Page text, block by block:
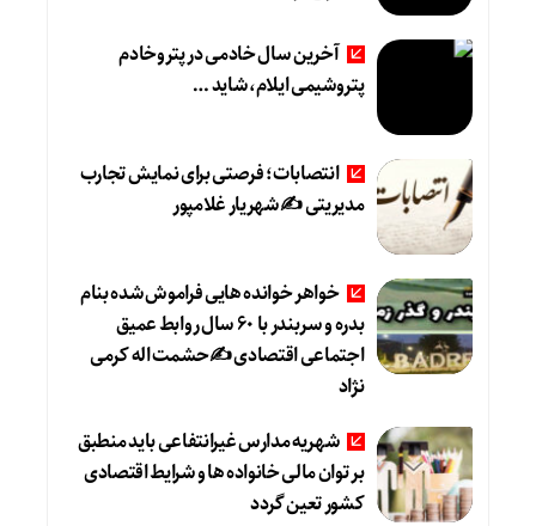
آخرین سال خادمی در پتروخادم
پتروشیمی ایلام، شاید …
انتصابات؛ فرصتی برای نمایش تجارب
مدیریتی ✍ شهریار غلامپور
خواهر خوانده هایی فراموش شده بنام
بدره و سربندر با ۶۰ سال روابط عمیق
اجتماعی اقتصادی ✍حشمت اله کرمی
نژاد
شهریه مدارس غیرانتفاعی باید منطبق
بر توان مالی خانواده ها و شرایط اقتصادی
کشور تعین گردد